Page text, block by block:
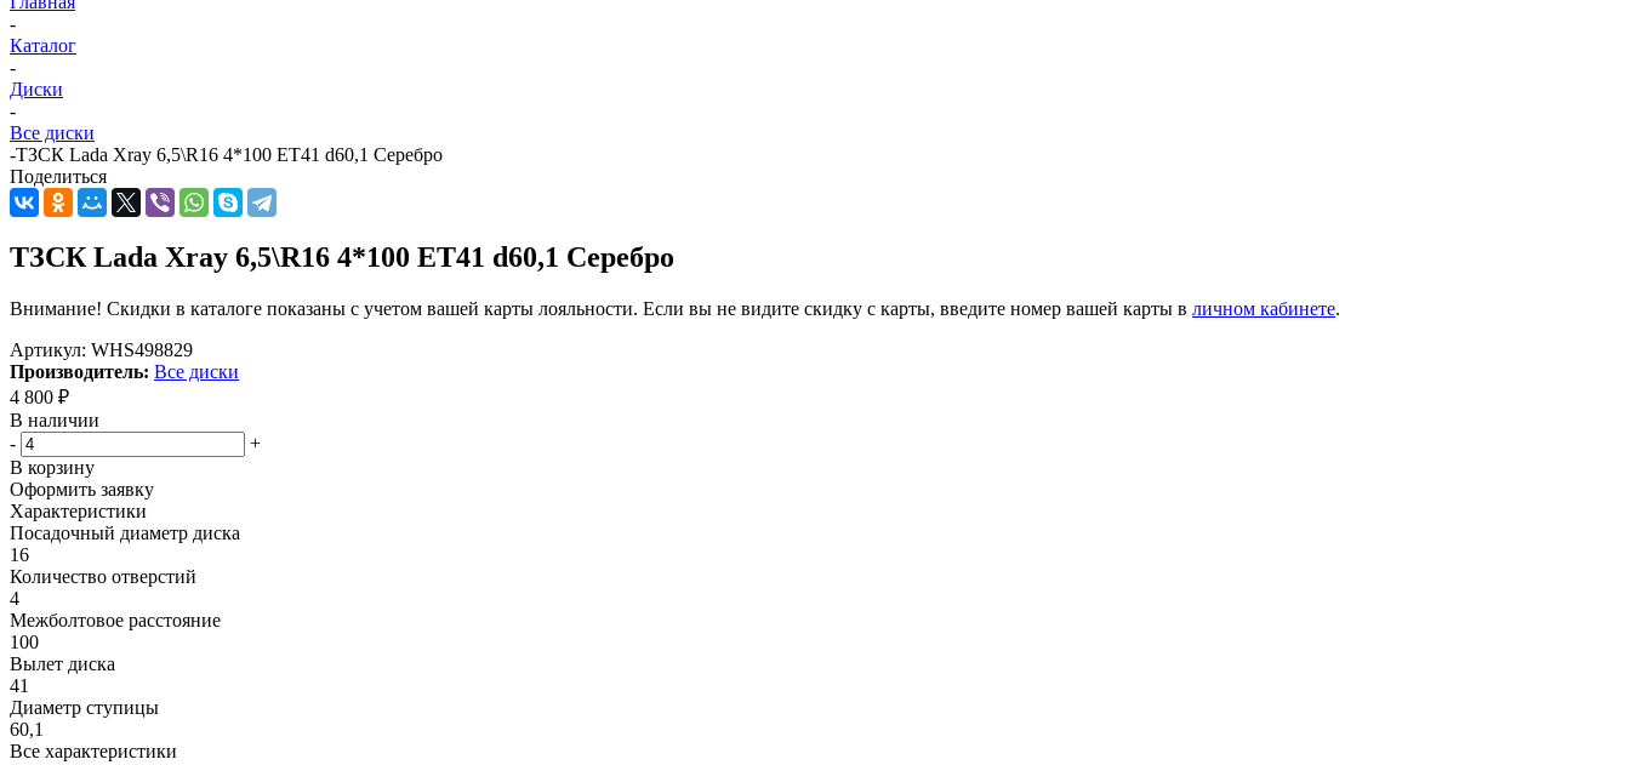
-
Каталог
-
Диски
-
Все диски
-ТЗСК Lada Xray 6,5\R16 4*100 ET41 d60,1 Серебро
Поделиться
ТЗСК Lada Xray 6,5\R16 4*100 ET41 d60,1 Серебро
Внимание! Скидки в каталоге показаны с учетом вашей карты лояльности. Если вы не видите скидку с карты, введите номер вашей карты в личном кабинете.
Артикул: WHS498829
Производитель: Все диски
4 800 ₽
В наличии
-
+
В корзину
Оформить заявку
Характеристики
Посадочный диаметр диска
16
Количество отверстий
4
Межболтовое расстояние
100
Вылет диска
41
Диаметр ступицы
60,1
Все характеристики